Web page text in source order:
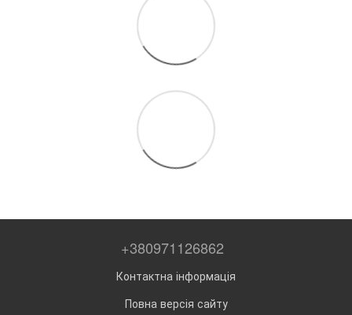
+380971126862
Контактна інформація
Повна версія сайту